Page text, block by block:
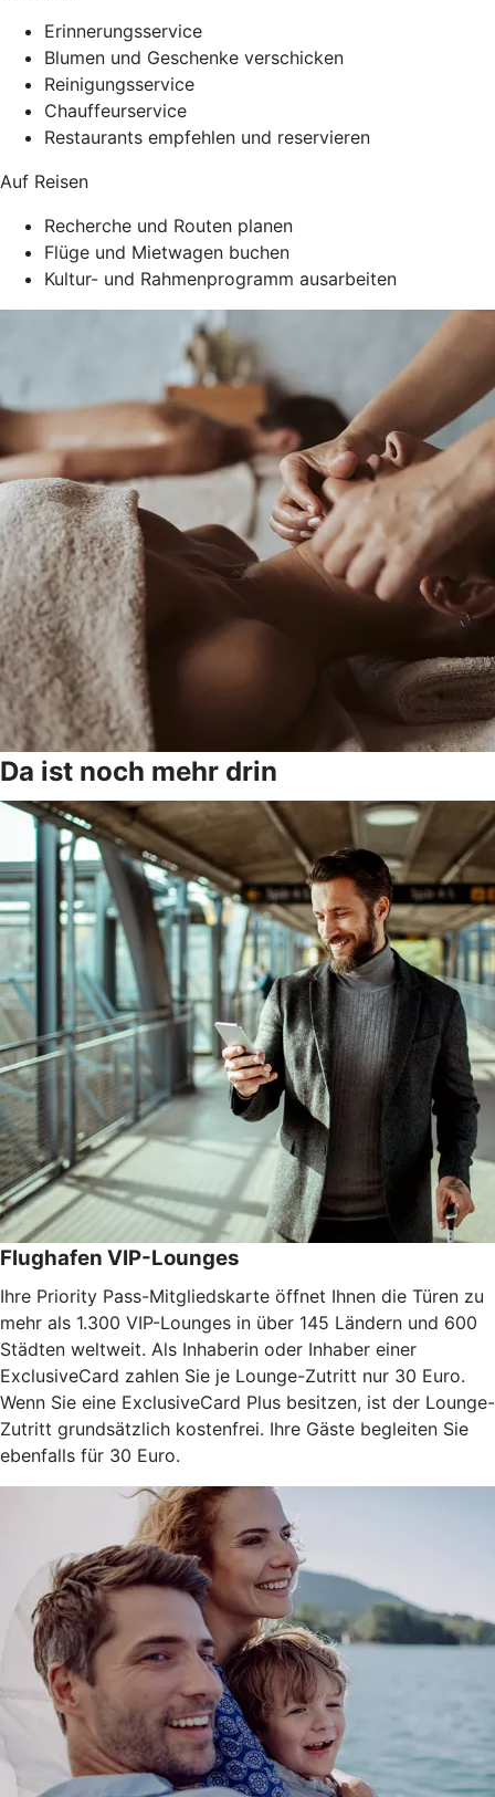
Erinnerungsservice
Blumen und Geschenke verschicken
Reinigungsservice
Chauffeurservice
Restaurants empfehlen und reservieren
Auf Reisen
Recherche und Routen planen
Flüge und Mietwagen buchen
Kultur- und Rahmenprogramm ausarbeiten
Da ist noch mehr drin
Flughafen VIP-Lounges
Ihre Priority Pass-Mitgliedskarte öffnet Ihnen die Türen zu
mehr als 1.300 VIP-Lounges in über 145 Ländern und 600
Städten weltweit. Als Inhaberin oder Inhaber einer
ExclusiveCard zahlen Sie je Lounge-Zutritt nur 30 Euro.
Wenn Sie eine ExclusiveCard Plus besitzen, ist der Lounge-
Zutritt grundsätzlich kostenfrei. Ihre Gäste begleiten Sie
ebenfalls für 30 Euro.